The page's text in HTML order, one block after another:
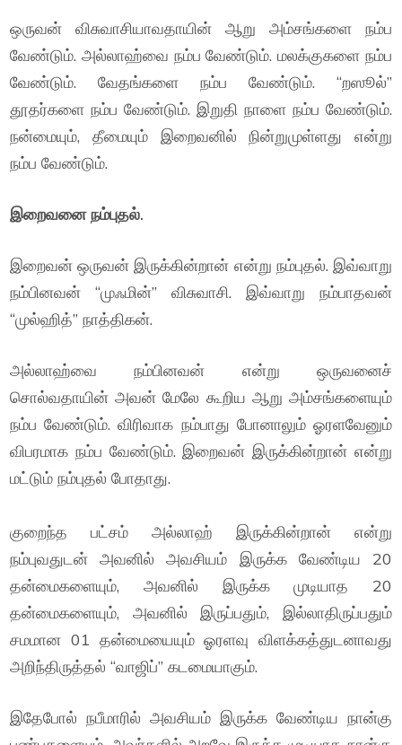
ஒருவன் விசுவாசியாவதாயின் ஆறு அம்சங்களை நம்ப
வேண்டும். அல்லாஹ்வை நம்ப வேண்டும். மலக்குகளை நம்ப
வேண்டும். வேதங்களை நம்ப வேண்டும். “றஸூல்”
தூதர்களை நம்ப வேண்டும். இறுதி நாளை நம்ப வேண்டும்.
நன்மையும், தீமையும் இறைவனில் நின்றுமுள்ளது என்று
நம்ப வேண்டும்.
இறைவனை நம்புதல்.
இறைவன் ஒருவன் இருக்கின்றான் என்று நம்புதல். இவ்வாறு
நம்பினவன் “முஃமின்” விசுவாசி. இவ்வாறு நம்பாதவன்
“முல்ஹித்” நாத்திகன்.
அல்லாஹ்வை நம்பினவன் என்று ஒருவனைச்
சொல்வதாயின் அவன் மேலே கூறிய ஆறு அம்சங்களையும்
நம்ப வேண்டும். விரிவாக நம்பாது போனாலும் ஓரளவேனும்
விபரமாக நம்ப வேண்டும். இறைவன் இருக்கின்றான் என்று
மட்டும் நம்புதல் போதாது.
குறைந்த பட்சம் அல்லாஹ் இருக்கின்றான் என்று
நம்புவதுடன் அவனில் அவசியம் இருக்க வேண்டிய 20
தன்மைகளையும், அவனில் இருக்க முடியாத 20
தன்மைகளையும், அவனில் இருப்பதும், இல்லாதிருப்பதும்
சமமான 01 தன்மையையும் ஓரளவு விளக்கத்துடனாவது
அறிந்திருத்தல் “வாஜிப்” கடமையாகும்.
இதேபோல் நபீமாரில் அவசியம் இருக்க வேண்டிய நான்கு